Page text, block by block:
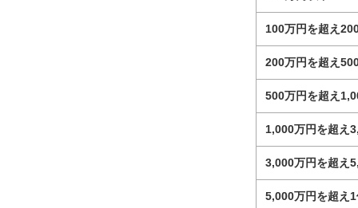
100万円を超え
200万円を超え
500万円を超え
1,000万円を超え
3,000万円を超え
5,000万円を超え